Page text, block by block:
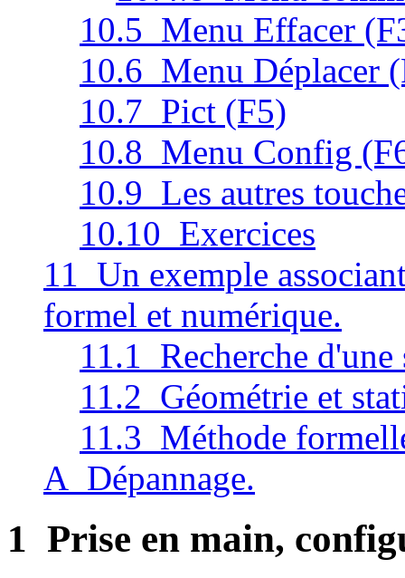
10.5 Menu Effacer
10.6 Menu Déplacer
10.7 Pict (F5)
10.8 Menu Config
10.9 Les autres
10.10 Exercices
11 Un exemple
formel et numérique.
11.1 Recherche
11.2 Géométrie et
11.3 Méthode
A Dépannage.
1 Prise en main,